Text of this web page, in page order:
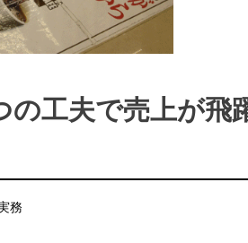
の工夫で売上が飛
務